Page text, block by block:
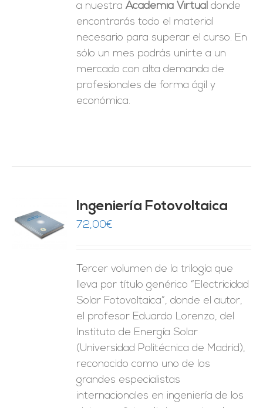
a nuestraAcademia Virtual donde
encontrarás todo el material
necesario para superar el curso. En
sólo un mes podrás unirte a un
mercado con alta demanda de
profesionales de forma ágil y
económica.
Ingeniería Fotovoltaica
72,00€
Tercer volumen de la trilogía que
lleva por título genérico “Electricidad
Solar Fotovoltaica”, donde el autor,
el profesor Eduardo Lorenzo, del
Instituto de Energía Solar
(Universidad Politécnica de Madrid),
reconocido como uno de los
grandes especialistas
internacionales en ingeniería de los